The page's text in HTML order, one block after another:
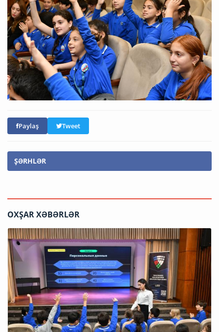
Paylaş Tweet
ŞƏRHLƏR
OXŞAR XƏBƏRLƏR